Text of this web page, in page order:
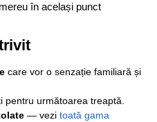
mereu în același punct
care vor o senzație familiară și
pentru următoarea treaptă.
— vezi toată gama